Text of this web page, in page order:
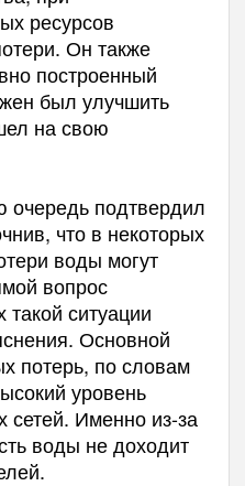
ресурсов
. Он также
построенный
был улучшить
на свою
подтвердил
что в некоторых
воды могут
вопрос
такой ситуации
. Основной
потерь, по словам
уровень
сетей. Именно из-за
воды не доходит